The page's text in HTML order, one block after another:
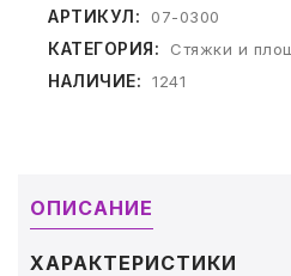
РАБОЧАЯ ОДЕЖДА И СИЗ
ТОВАРЫ ДЛЯ МЕДИЦИНЫ
АРТИКУЛ: 07-0300
КАТЕГОРИЯ: Стяжки и
НАЛИЧИЕ: 1241
ОПИСАНИЕ
ХАРАКТЕРИСТИКИ